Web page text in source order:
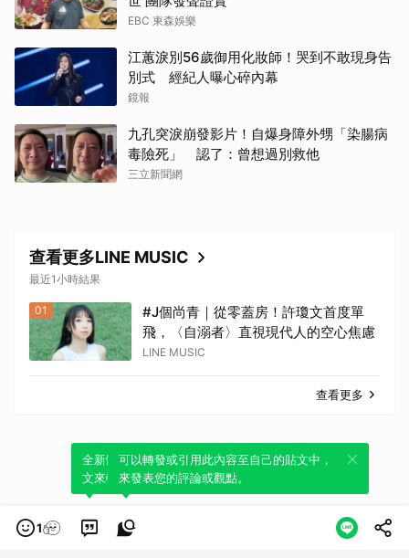
EBC 東森娛樂
江蕙淚別56歲御用化妝師！哭到不敢現身告
別式 經紀人曝心碎內幕
鏡報
九孔突淚崩發影片！自爆身障外甥「染腸病
毒險死」 認了：曾想過別救他
三立新聞網
查看更多LINE MUSIC
最近1小時結果
01
#J個尚青｜從零蓋房！許瓊文首度單
飛，〈自溺者〉直視現代人的空心焦慮
LINE MUSIC
查看更多
1
全新體驗！一鍵引用此內容，透過發布貼
文來輕鬆表達個人立場。
可以轉發或引用此內容至自己的貼文中，
來發表您的評論或觀點。